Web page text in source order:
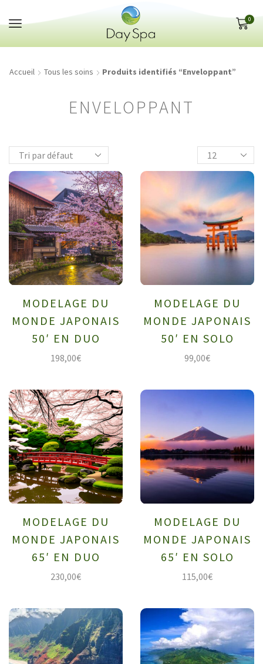
0
Accueil Tous les soins Produits identifiés “Enveloppant”
ENVELOPPANT
MODELAGE DU
MONDE JAPONAIS
50′ EN DUO
198,00€
MODELAGE DU
MONDE JAPONAIS
50′ EN SOLO
99,00€
MODELAGE DU
MONDE JAPONAIS
65′ EN DUO
230,00€
MODELAGE DU
MONDE JAPONAIS
65′ EN SOLO
115,00€
Panneau de gestion des cookies